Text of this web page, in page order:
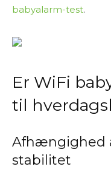
babyalarm-test.
Er WiFi
til
Afhængighed
stabilitet